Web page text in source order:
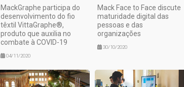
MackGraphe participa do
desenvolvimento do fio
têxtil VittaGraphe®,
produto que auxilia no
combate à COVID-19
04/11/2020
Mack Face to Face discute
maturidade digital das
pessoas e das
organizações
30/10/2020